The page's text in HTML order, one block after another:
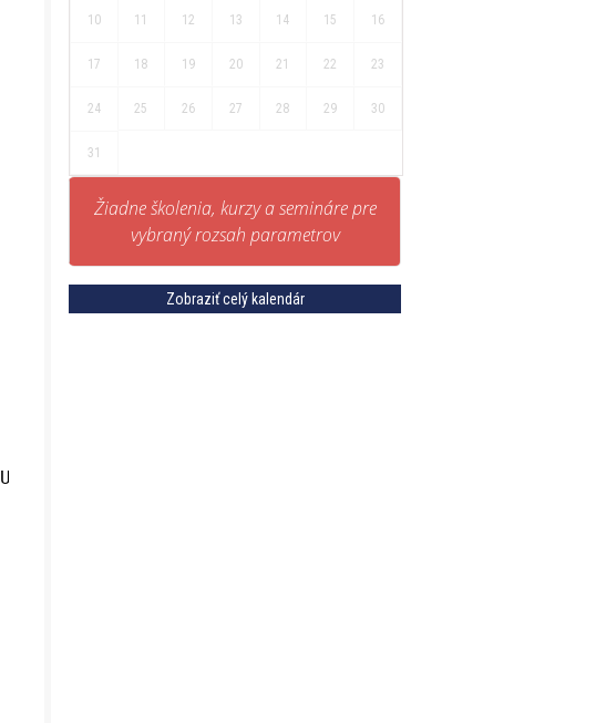
UTF-8
10 11 12 13 14 15 16
17 18 19 20 21 22 23
24 25 26 27 28 29 30
31
Žiadne školenia, kurzy a semináre pre
vybraný rozsah parametrov
Zobraziť celý kalendár